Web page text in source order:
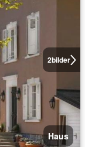
2bilder
Haus